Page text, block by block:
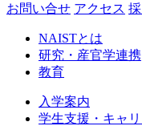
お問い合せ アクセス
NAISTとは
研究・産官学連携
教育
入学案内
学生支援・キャ